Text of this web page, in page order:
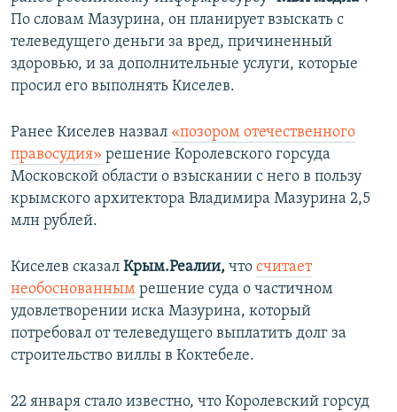
По словам Мазурина, он планирует взыскать с
телеведущего деньги за вред, причиненный
здоровью, и за дополнительные услуги, которые
просил его выполнять Киселев.
Ранее Киселев назвал «позором отечественного
правосудия» решение Королевского горсуда
Московской области о взыскании с него в пользу
крымского архитектора Владимира Мазурина 2,5
млн рублей.
Киселев сказал Крым.Реалии, что считает
необоснованным решение суда о частичном
удовлетворении иска Мазурина, который
потребовал от телеведущего выплатить долг за
строительство виллы в Коктебеле.
22 января стало известно, что Королевский горсуд